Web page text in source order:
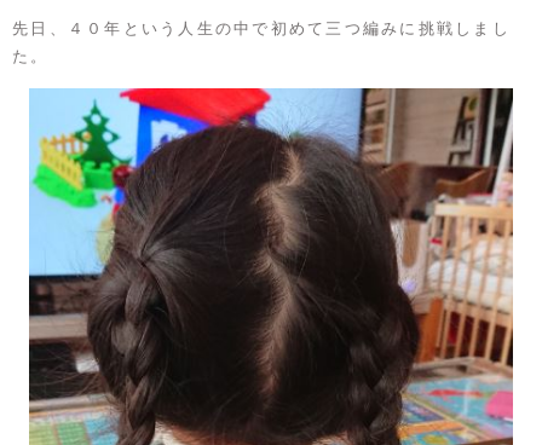
先日、４０年という人生の中で初めて三つ編みに挑戦しまし
た。